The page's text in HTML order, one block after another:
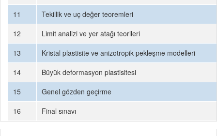
11
Tekillik ve uç değer teoremleri
12
Limit analizi ve yer atağı teorileri
13
Kristal plastisite ve anizotropik pekleşme modelleri
14
Büyük deformasyon plastisitesi
15
Genel gözden geçirme
16
Final sınavı